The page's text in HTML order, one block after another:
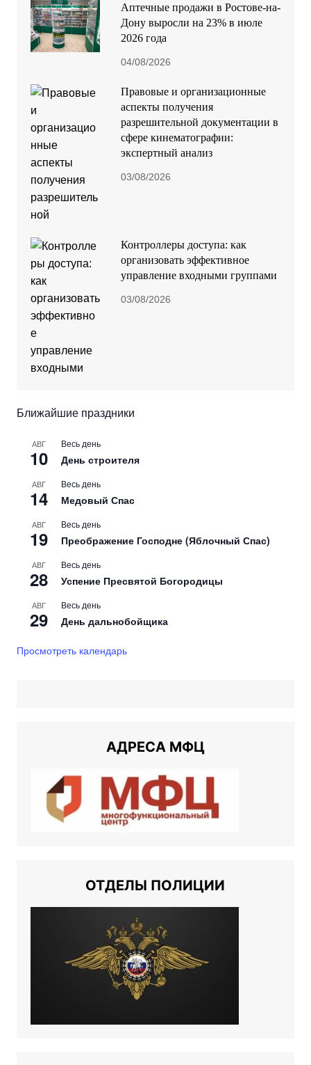
Аптечные продажи в Ростове-на-
Дону выросли на 23% в июле
2026 года
04/08/2026
Правовые и организационные
аспекты получения
разрешительной документации в
сфере кинематографии:
экспертный анализ
03/08/2026
Контроллеры доступа: как
организовать эффективное
управление входными группами
03/08/2026
Ближайшие праздники
АВГ
10
Весь день
День строителя
АВГ
14
Весь день
Медовый Спас
АВГ
19
Весь день
Преображение Господне (Яблочный Спас)
АВГ
28
Весь день
Успение Пресвятой Богородицы
АВГ
29
Весь день
День дальнобойщика
Просмотреть календарь
АДРЕСА МФЦ
ОТДЕЛЫ ПОЛИЦИИ